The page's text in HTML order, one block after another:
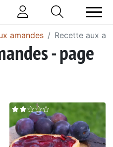
amandes Recette aux
- page